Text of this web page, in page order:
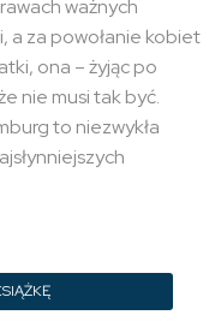
ważnych
a za powołanie kobiet
ona – żyjąc po
nie musi tak być.
to niezwykła